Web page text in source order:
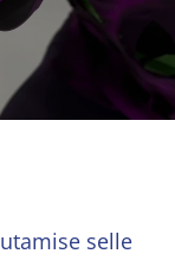
selle